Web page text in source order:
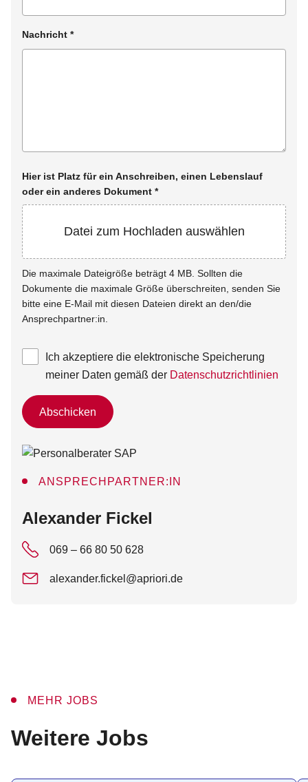
Nachricht *
Hier ist Platz für ein Anschreiben, einen Lebenslauf
oder ein anderes Dokument *
Datei zum Hochladen auswählen
Die maximale Dateigröße beträgt 4 MB. Sollten die
Dokumente die maximale Größe überschreiten, senden Sie
bitte eine E-Mail mit diesen Dateien direkt an den/die
Ansprechpartner:in.
Ich akzeptiere die elektronische Speicherung
meiner Daten gemäß der Datenschutzrichtlinien
Abschicken
ANSPRECHPARTNER:IN
:
Alexander Fickel
069 – 66 80 50 628
alexander.fickel@apriori.de
MEHR JOBS
:
Weitere Jobs